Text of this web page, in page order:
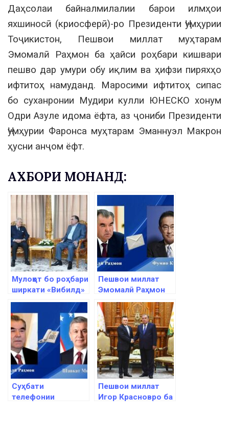
Даҳсолаи байналмилалии барои илмҳои
яхшиносӣ (криосферӣ)-ро Президенти Ҷумҳурии
Тоҷикистон, Пешвои миллат муҳтарам
Эмомалӣ Раҳмон ба ҳайси роҳбари кишвари
пешво дар умури обу иқлим ва ҳифзи пиряхҳо
ифтитоҳ намуданд. Маросими ифтитоҳ сипас
бо суханронии Мудири кулли ЮНЕСКО хонум
Одри Азуле идома ёфта, аз ҷониби Президенти
Ҷумҳурии Фаронса муҳтарам Эманнуэл Макрон
ҳусни анҷом ёфт.
АХБОРИ МОНАНД:
Мулоқот бо роҳбари
ширкати «Вибилд»
Пиетро Салини
Пешвои миллат
Эмомалӣ Раҳмон
ба Сарвазири
Ҷопон Фумио
Кисида барқияи
изҳори тасаллӣ
ирсол намуданд
Суҳбати
телефонии
Пешвои миллат
Игор Красновро ба